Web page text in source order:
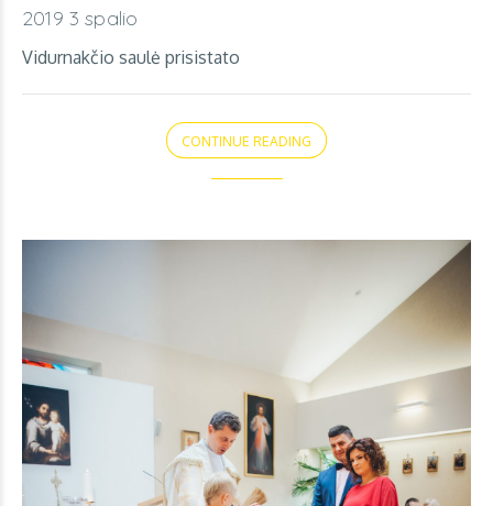
2019 3 spalio
Vidurnakčio saulė prisistato
CONTINUE READING